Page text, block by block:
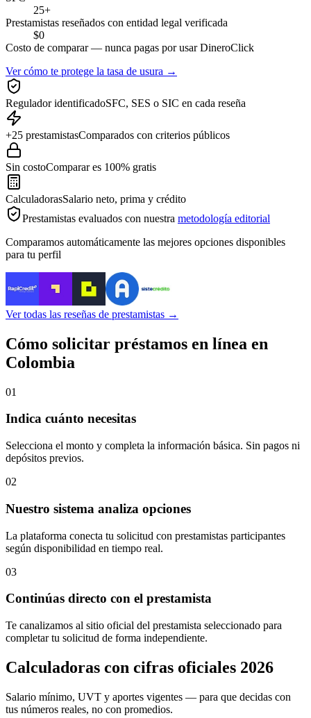
25+
Prestamistas reseñados con entidad legal verificada
$0
Costo de comparar — nunca pagas por usar DineroClick
Ver cómo te protege la tasa de usura →
Regulador identificadoSFC, SES o SIC en cada reseña
+25 prestamistasComparados con criterios públicos
Sin costoComparar es 100% gratis
CalculadorasSalario neto, prima y crédito
Prestamistas evaluados con nuestra metodología editorial
Comparamos automáticamente las mejores opciones disponibles
para tu perfil
Ver todas las reseñas de prestamistas →
Cómo solicitar préstamos en línea en
Colombia
01
Indica cuánto necesitas
Selecciona el monto y completa la información básica. Sin pagos ni
depósitos previos.
02
Nuestro sistema analiza opciones
La plataforma conecta tu solicitud con prestamistas participantes
según disponibilidad en tiempo real.
03
Continúas directo con el prestamista
Te canalizamos al sitio oficial del prestamista seleccionado para
completar tu solicitud de forma independiente.
Calculadoras con cifras oficiales 2026
Salario mínimo, UVT y aportes vigentes — para que decidas con
tus números reales, no con promedios.